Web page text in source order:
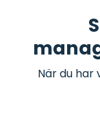
När du har